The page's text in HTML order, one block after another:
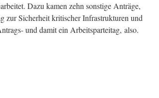
Dazu kamen zehn sons­ti­ge Anträ­ge,
zur Sicher­heit kri­ti­scher Infra­struk­tu­ren und
und damit ein Arbeits­par­tei­tag, also.